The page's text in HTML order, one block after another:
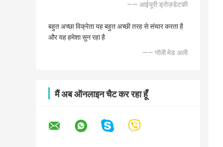
—— आईयूरी ड्रोज़डेटकी
बहुत अच्छा विक्रेता यह बहुत अच्छी तरह से संचार करता है
और यह हमेशा सुन रहा है
—— गॉली मेड अली
मैं अब ऑनलाइन चैट कर रहा हूँ